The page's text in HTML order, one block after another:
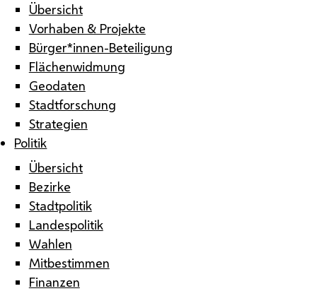
Übersicht
Vorhaben & Projekte
Bürger*innen-Beteiligung
Flächenwidmung
Geodaten
Stadtforschung
Strategien
Politik
Übersicht
Bezirke
Stadtpolitik
Landespolitik
Wahlen
Mitbestimmen
Finanzen